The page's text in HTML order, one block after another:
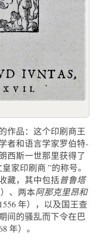
作品：这个印刷商王
者和语言学家罗伯特-
西斯一世那里获得了
家印刷商 ”的称号。
藏，其中包括普鲁塔
、两本阿那克里昂和
年），以及国王查
间的骚乱而下令在巴
年）。